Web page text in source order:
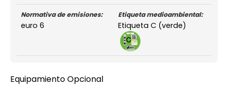
Normativa de emisiones:
euro 6
Etiqueta medioambiental:
Etiqueta C (verde)
Equipamiento Opcional